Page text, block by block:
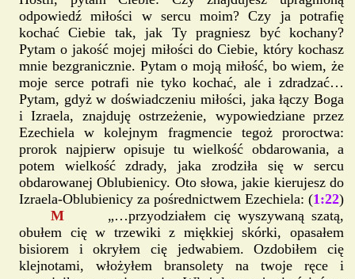
odpowiedź miłości w sercu moim? Czy ja potrafię
kochać Ciebie tak, jak Ty pragniesz być kochany?
Pytam o jakość mojej miłości do Ciebie, który kochasz
mnie bezgranicznie. Pytam o moją miłość, bo wiem, że
moje serce potrafi nie tyko kochać, ale i zdradzać…
Pytam, gdyż w doświadczeniu miłości, jaka łączy Boga
i Izraela, znajduję ostrzeżenie, wypowiedziane przez
Ezechiela w kolejnym fragmencie tegoż proroctwa:
prorok najpierw opisuje tu wielkość obdarowania, a
potem wielkość zdrady, jaka zrodziła się w sercu
obdarowanej Oblubienicy. Oto słowa, jakie kierujesz do
Izraela-Oblubienicy za pośrednictwem Ezechiela: (1:22)
M „…przyodziałem cię wyszywaną szatą,
obułem cię w trzewiki z miękkiej skórki, opasałem
bisiorem i okryłem cię jedwabiem. Ozdobiłem cię
klejnotami, włożyłem bransolety na twoje ręce i